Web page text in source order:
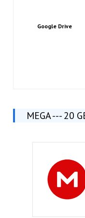
Google Drive
MEGA --- 20